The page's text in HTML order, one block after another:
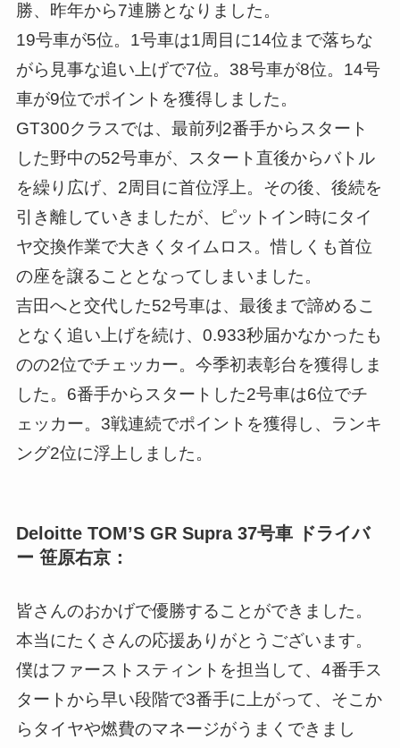
勝、昨年から7連勝となりました。
19号車が5位。1号車は1周目に14位まで落ちな
がら見事な追い上げで7位。38号車が8位。14号
車が9位でポイントを獲得しました。
GT300クラスでは、最前列2番手からスタート
した野中の52号車が、スタート直後からバトル
を繰り広げ、2周目に首位浮上。その後、後続を
引き離していきましたが、ピットイン時にタイ
ヤ交換作業で大きくタイムロス。惜しくも首位
の座を譲ることとなってしまいました。
吉田へと交代した52号車は、最後まで諦めるこ
となく追い上げを続け、0.933秒届かなかったも
のの2位でチェッカー。今季初表彰台を獲得しま
した。6番手からスタートした2号車は6位でチ
ェッカー。3戦連続でポイントを獲得し、ランキ
ング2位に浮上しました。
Deloitte TOM’S GR Supra 37号車 ドライバ
ー 笹原右京：
皆さんのおかげで優勝することができました。
本当にたくさんの応援ありがとうございます。
僕はファーストスティントを担当して、4番手ス
タートから早い段階で3番手に上がって、そこか
らタイヤや燃費のマネージがうまくできまし